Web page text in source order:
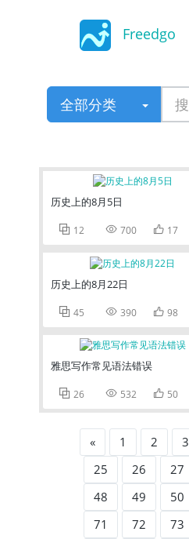
Freedgo
全部分类
历史上的8月5日
 12  700  17
历史上的8月22日
 45  390  98
雅思写作常见语法错误
 26  532  50
« 1 2 3
25
26 27
48
49 50
71
72 73